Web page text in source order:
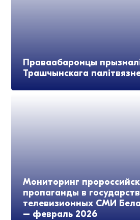
Праваабаронцы
Трашчынскага
Мониторинг
пропаганды в
телевизионных СМИ
– февраль 2026